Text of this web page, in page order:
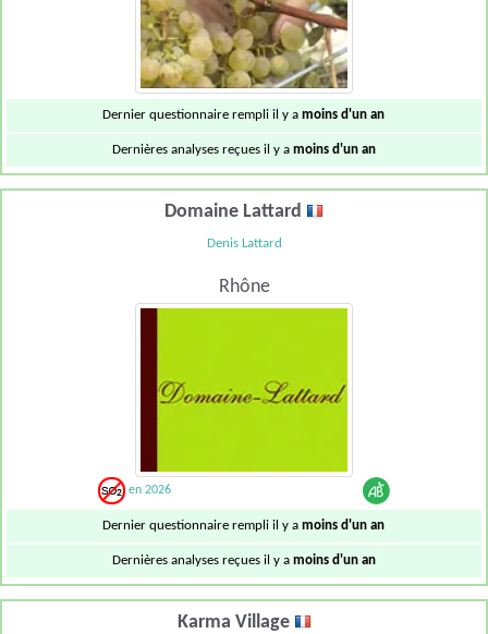
Dernier questionnaire rempli il y amoins d'un an
Dernières analyses reçues il y a moins d'un an
Domaine Lattard
Denis Lattard
Rhône
en 2026
Dernier questionnaire rempli il y amoins d'un an
Dernières analyses reçues il y a moins d'un an
Karma Village